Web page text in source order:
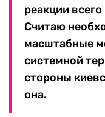
реакции
Считаю
масштабные
системной
стороны
она.